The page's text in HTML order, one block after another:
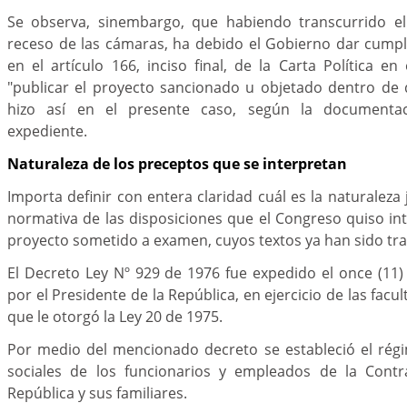
Se observa, sinembargo, que habiendo transcurrido
receso de las cámaras, ha debido el Gobierno dar
en el artículo 166, inciso final, de la Carta Política
"publicar el proyecto sancionado u objetado dentro de
hizo así en el presente caso, según la
expediente.
Naturaleza de los preceptos que se interpretan
Importa definir con entera claridad cuál es la
normativa de las disposiciones que el Congreso quiso
proyecto sometido a examen, cuyos textos ya han sido
El Decreto Ley Nº 929 de 1976 fue expedido el once
por el Presidente de la República, en ejercicio de las
que le otorgó la Ley 20 de 1975.
Por medio del mencionado decreto se estableció el
sociales de los funcionarios y empleados de la
República y sus familiares.